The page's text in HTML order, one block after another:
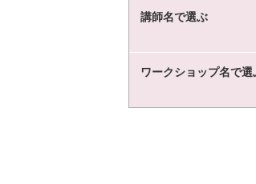
講師名で選ぶ
ワークショップ名で選